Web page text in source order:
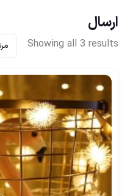
ارسال
Showing all 3 results